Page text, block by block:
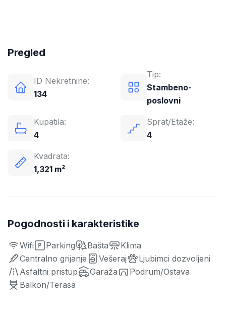
Pregled
ID Nekretnine:
134
Tip:
Stambeno-
poslovni
Kupatila:
4
Sprat/Etaže:
4
Kvadrata:
1,321 m²
Pogodnosti i karakteristike
Wifi Parking Bašta
Klima
Centralno grijanje
Vešeraj
Ljubimci dozvoljeni
Asfaltni pristup
Garaža
Podrum/Ostava
Balkon/Terasa